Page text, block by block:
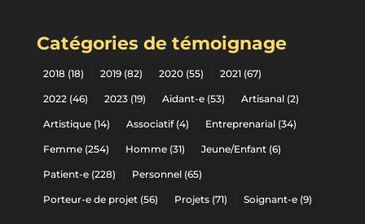
Catégories de témoignage
2018(18) 2019(82) 2020(55) 2021(67)
2022(46) 2023(19) Aidant-e(53) Artisanal(2)
Artistique(14) Associatif(4) Entreprenarial(34)
Femme(254) Homme(31) Jeune/Enfant(6)
Patient-e(228) Personnel(65)
Porteur-e de projet(56) Projets(71) Soignant-e(9)